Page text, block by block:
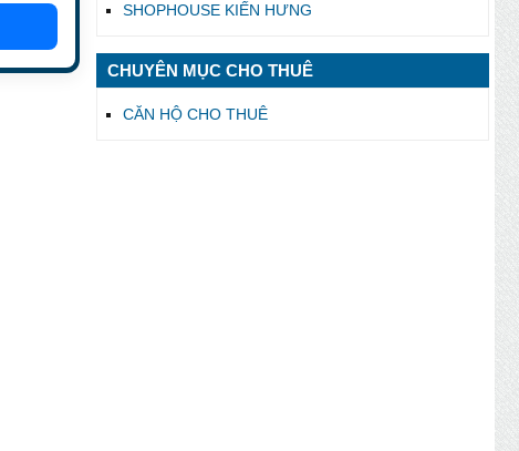
SHOPHOUSE KIẾN HƯNG
CHUYÊN MỤC CHO THUÊ
CĂN HỘ CHO THUÊ